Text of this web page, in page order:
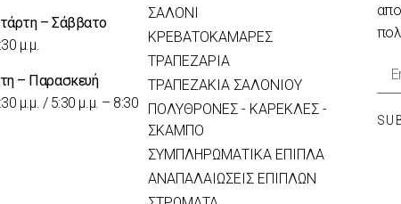
– Σάββατο
μ.μ.
– Παρασκευή
μ.μ. / 5:30 μ.μ. – 8:30
ΣΑΛΟΝΙ
ΚΡΕΒΑΤΟΚΑΜΑΡΕΣ
ΤΡΑΠΕΖΑΡΙΑ
ΤΡΑΠΕΖΑΚΙΑ ΣΑΛΟΝΙΟΥ
ΠΟΛΥΘΡΟΝΕΣ - ΚΑΡΕΚΛΕΣ -
ΣΚΑΜΠΟ
ΣΥΜΠΛΗΡΩΜΑΤΙΚΑ ΕΠΙΠΛΑ
ΑΝΑΠΑΛΑΙΩΣΕΙΣ ΕΠΙΠΛΩΝ